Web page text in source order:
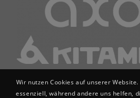
Wir nutzen Cookies auf unserer
essenziell, während andere uns helfen,